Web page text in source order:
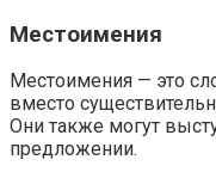
Местоимения
Местоимения — это
вместо
Они также могут
предложении.